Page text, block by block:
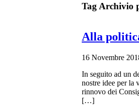
Tag Archivio
Alla
16 Novembre
In seguito ad un
nostre idee per la
rinnovo dei
[…]